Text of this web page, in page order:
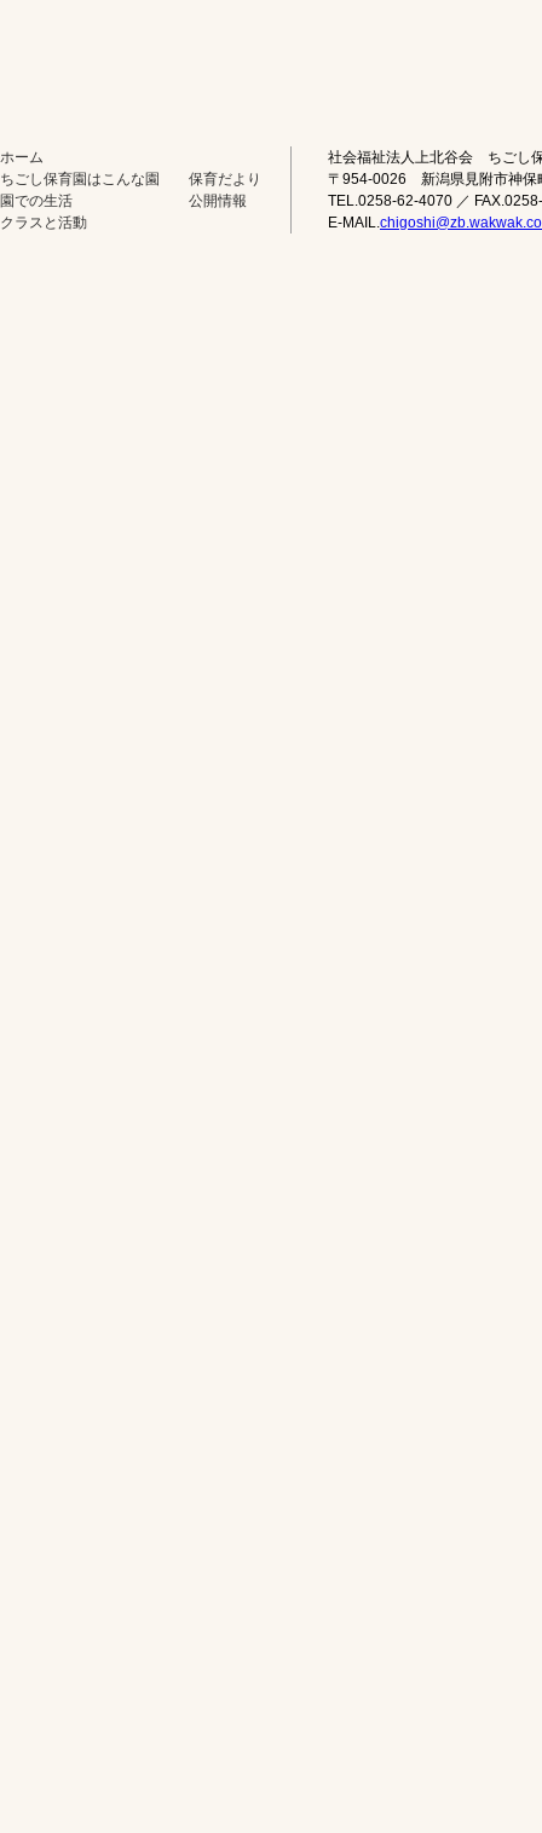
ホーム
ちごし保育園はこんな園
園での生活
クラスと活動
保育だより
公開情報
社会福祉法人上北谷会 ちごし
〒954-0026 新潟県見附市神保
TEL.0258-62-4070 ／
E-MAIL.